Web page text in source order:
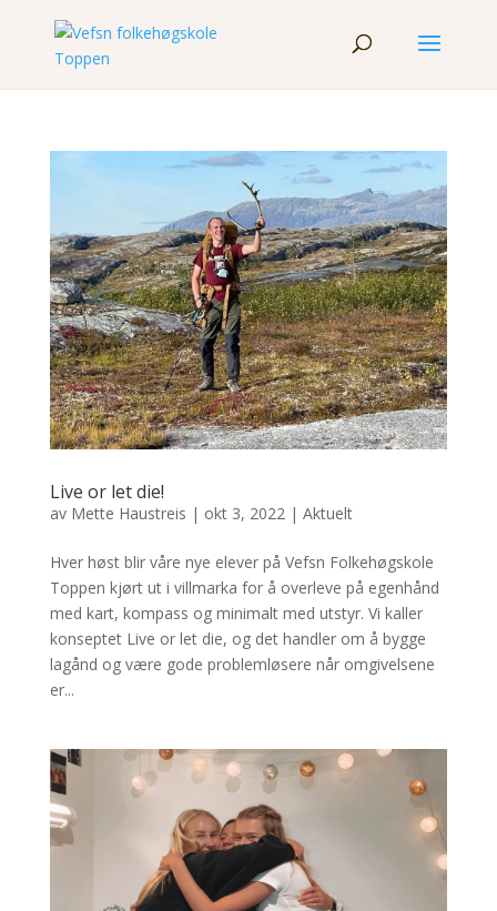
Live or let die!
av Mette Haustreis | okt 3, 2022 | Aktuelt
Hver høst blir våre nye elever på Vefsn Folkehøgskole
Toppen kjørt ut i villmarka for å overleve på egenhånd
med kart, kompass og minimalt med utstyr. Vi kaller
konseptet Live or let die, og det handler om å bygge
lagånd og være gode problemløsere når omgivelsene
er...